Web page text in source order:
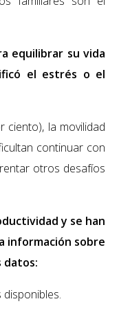
equilibrar su vida
el estrés o el
ciento), la movilidad
continuar con
otros desafíos
y se han
información sobre
datos: